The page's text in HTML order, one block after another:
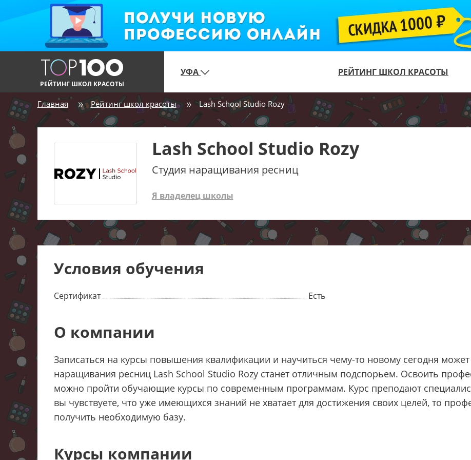
РЕЙТИНГ ШКОЛ КРАСОТЫ
УФА РЕЙТИНГ ШКОЛ КРАСОТЫ
Главная Рейтинг школ красоты Lash School Studio Rozy
Lash School Studio Rozy
Студия наращивания ресниц
Я владелец школы
Условия обучения
Сертификат Есть
О компании
Записаться на курсы повышения квалификации и научиться чему-то новому сегодня
наращивания ресниц Lash School Studio Rozy станет отличным подспорьем. Освоить
можно пройти обучающие курсы по современным программам. Курс преподают
вы чувствуете, что уже имеющихся знаний не хватает для достижения своих целей, то
получить необходимую базу.
Курсы компании